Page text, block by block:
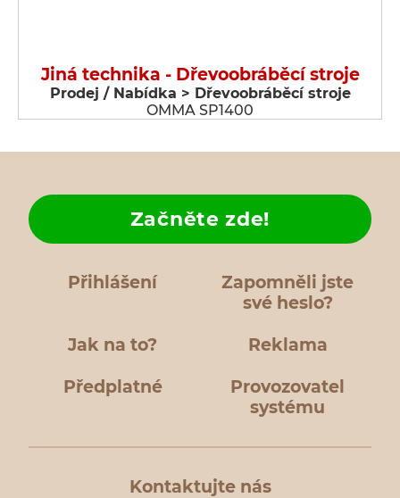
Jiná technika - Dřevoobráběcí stroje
Prodej / Nabídka > Dřevoobráběcí stroje
OMMA SP1400
Přihlášení
Zapomněli jste
své heslo?
Jak na to?
Začněte zde!
Reklama
Předplatné
Provozovatel
systému
Kontaktujte nás